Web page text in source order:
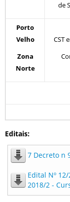
de
Porto
Velho
Zona
Norte
CST
Editais:
7 Decreto n
Edital Nº
2018/2 -